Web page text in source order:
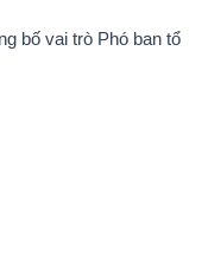
bố vai trò Phó ban tổ